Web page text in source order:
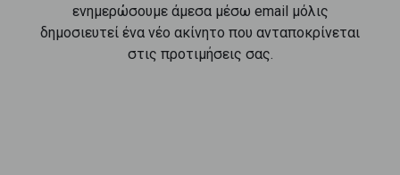
ενημερώσουμε άμεσα μέσω email μόλις
δημοσιευτεί ένα νέο ακίνητο που ανταποκρίνεται
στις προτιμήσεις σας.